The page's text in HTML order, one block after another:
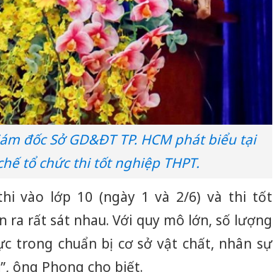
đốc Sở GD&ĐT TP. HCM phát biểu tại
tổ chức thi tốt nghiệp THPT.
vào lớp 10 (ngày 1 và 2/6) và thi tốt
ra rất sát nhau. Với quy mô lớn, số lượng
trong chuẩn bị cơ sở vật chất, nhân sự
ông Phong cho biết.